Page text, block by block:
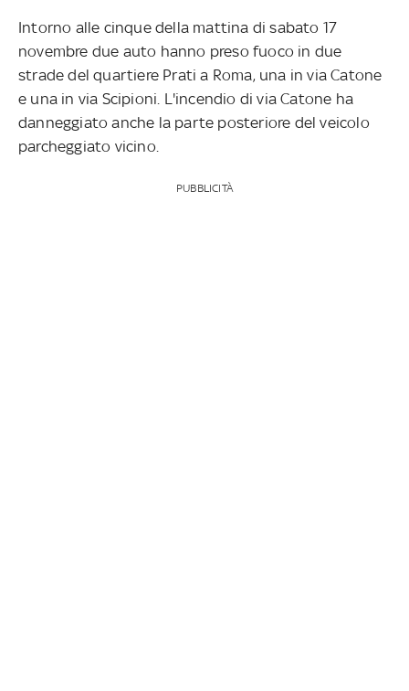
Intorno alle cinque della mattina di sabato 17
novembre due auto hanno preso fuoco in due
strade del quartiere Prati a Roma, una in via Catone
e una in via Scipioni. L'incendio di via Catone ha
danneggiato anche la parte posteriore del veicolo
parcheggiato vicino.
PUBBLICITÀ